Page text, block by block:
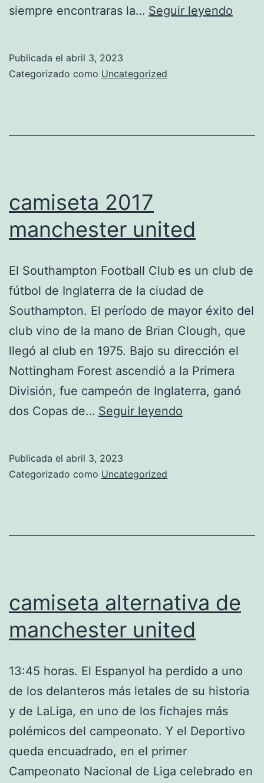
siempre encontraras la… Seguir leyendo
Publicada el abril 3, 2023
Categorizado como Uncategorized
camiseta 2017
manchester united
El Southampton Football Club es un club de
fútbol de Inglaterra de la ciudad de
Southampton. El período de mayor éxito del
club vino de la mano de Brian Clough, que
llegó al club en 1975. Bajo su dirección el
Nottingham Forest ascendió a la Primera
División, fue campeón de Inglaterra, ganó
dos Copas de… Seguir leyendo
Publicada el abril 3, 2023
Categorizado como Uncategorized
camiseta alternativa de
manchester united
13:45 horas. El Espanyol ha perdido a uno
de los delanteros más letales de su historia
y de LaLiga, en uno de los fichajes más
polémicos del campeonato. Y el Deportivo
queda encuadrado, en el primer
Campeonato Nacional de Liga celebrado en